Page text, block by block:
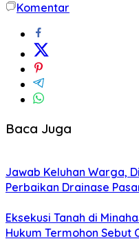
Komentar
Baca Juga
Jawab Keluhan Warga,
Perbaikan Drainase
Eksekusi Tanah di
Hukum Termohon Sebut